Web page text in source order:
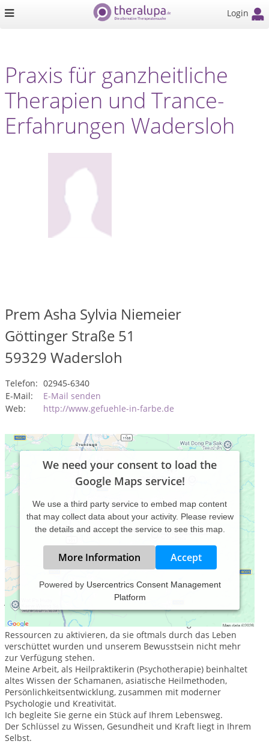
Login
Praxis für ganzheitliche
Therapien und Trance-
Erfahrungen Wadersloh
Prem Asha Sylvia Niemeier
Göttinger Straße 51
59329 Wadersloh
Telefon: 02945-6340
E-Mail:
E-Mail senden
Web:
http://www.gefuehle-in-farbe.de
We need your consent to load the
Google Maps service!
We use a third party service to embed map content
that may collect data about your activity. Please review
the details and accept the service to see this map.
More Information Accept
Powered by Usercentrics Consent Management
Platform
Jeder Mensch trägt die Fähigkeit in sich, etwas an seinem
Leben zu verändern und heiler sowie gesünder zu werden.
Und dennoch fällt es uns oft so schwer die eigenen
Ressourcen zu aktivieren, da sie oftmals durch das Leben
verschüttet wurden und unserem Bewusstsein nicht mehr
zur Verfügung stehen.
Meine Arbeit, als Heilpraktikerin (Psychotherapie) beinhaltet
altes Wissen der Schamanen, asiatische Heilmethoden,
Persönlichkeitsentwicklung, zusammen mit moderner
Psychologie und Kreativität.
Ich begleite Sie gerne ein Stück auf Ihrem Lebensweg.
Der Schlüssel zu Wissen, Gesundheit und Kraft liegt in Ihrem
Selbst.